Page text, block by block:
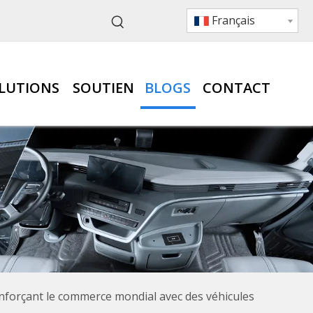
Français
SOUTIEN BLOGS CONTACT
le commerce mondial avec des véhicules